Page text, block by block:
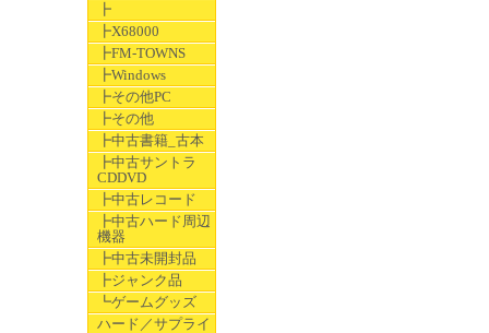
┣
┣X68000
┣FM-TOWNS
┣Windows
┣その他PC
┣その他
┣中古書籍_古本
┣中古サントラ
CDDVD
┣中古レコード
┣中古ハード周辺
機器
┣中古未開封品
┣ジャンク品
┗ゲームグッズ
ハード／サプライ